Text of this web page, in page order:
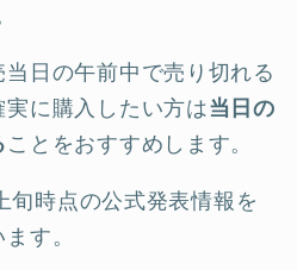
日の午前中で売り切れる
に購入したい方は当日の
ことをおすすめします。
旬時点の公式発表情報を
す。